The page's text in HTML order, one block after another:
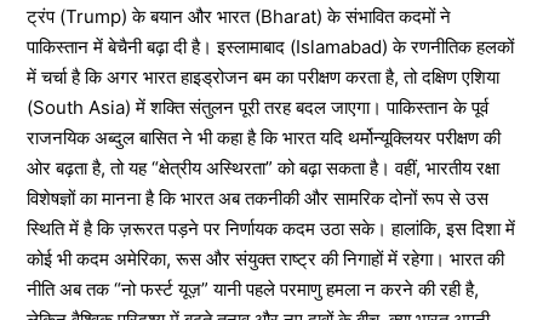
ट्रंप (Trump) के बयान और भारत (Bharat) के संभावित कदमों ने
पाकिस्तान में बेचैनी बढ़ा दी है। इस्लामाबाद (Islamabad) के रणनीतिक हलकों
में चर्चा है कि अगर भारत हाइड्रोजन बम का परीक्षण करता है, तो दक्षिण एशिया
(South Asia) में शक्ति संतुलन पूरी तरह बदल जाएगा। पाकिस्तान के पूर्व
राजनयिक अब्दुल बासित ने भी कहा है कि भारत यदि थर्मोन्यूक्लियर परीक्षण की
ओर बढ़ता है, तो यह “क्षेत्रीय अस्थिरता” को बढ़ा सकता है। वहीं, भारतीय रक्षा
विशेषज्ञों का मानना है कि भारत अब तकनीकी और सामरिक दोनों रूप से उस
स्थिति में है कि ज़रूरत पड़ने पर निर्णायक कदम उठा सके। हालांकि, इस दिशा में
कोई भी कदम अमेरिका, रूस और संयुक्त राष्ट्र की निगाहों में रहेगा। भारत की
नीति अब तक “नो फर्स्ट यूज़” यानी पहले परमाणु हमला न करने की रही है,